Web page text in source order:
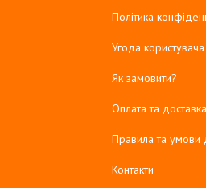
Політика
Угода користувача
Як замовити?
Оплата та доставка
Правила та умови
Контакти